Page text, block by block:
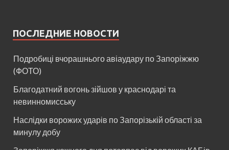
ПОСЛЕДНИЕ НОВОСТИ
Подробиці вчорашнього авіаудару по Запоріжжю
(ФОТО)
Благодатний вогонь зійшов у краснодарі та
невинномисську
Наслідки ворожих ударів по Запорізькій області за
минулу добу